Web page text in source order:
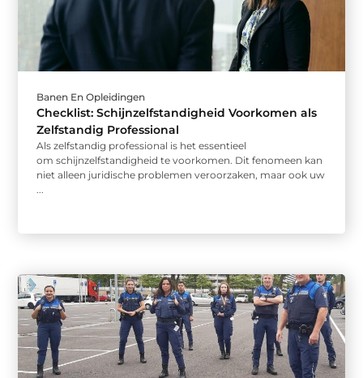
Banen En Opleidingen
Checklist: Schijnzelfstandigheid Voorkomen als
Zelfstandig Professional
Als zelfstandig professional is het essentieel
om schijnzelfstandigheid te voorkomen. Dit fenomeen kan
niet alleen juridische problemen veroorzaken, maar ook uw
...